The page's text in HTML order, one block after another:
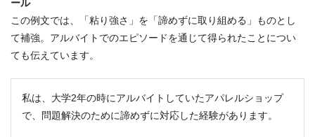
ール
この例文では、「粘り強さ」を「諦めずに取り組める」ものとし
て補強。アルバイトでのエピソードを通じて得られたことについ
ても伝えています。
私は、大学2年の時にアルバイトしていたアパレルショップ
で、問題解決のために諦めずに対応した経験があります。